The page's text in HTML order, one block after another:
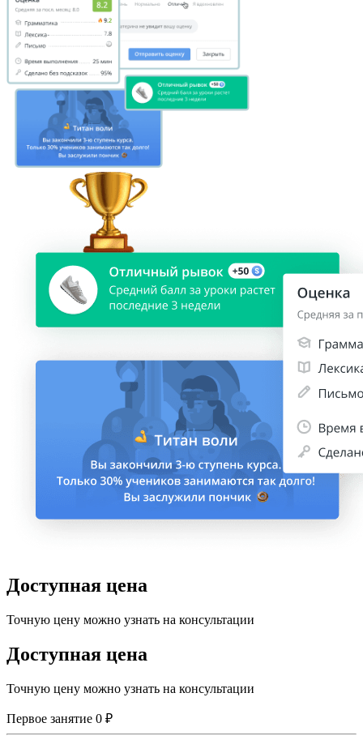
Доступная цена
Точную цену можно узнать на консультации
Доступная цена
Точную цену можно узнать на консультации
Первое занятие 0 ₽